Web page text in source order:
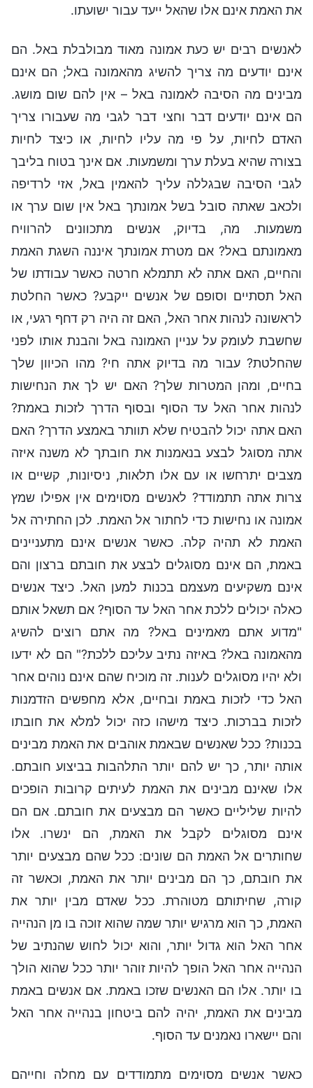
את האמת אינם אלו שהאל ייעד עבור ישועתו.
לאנשים רבים יש כעת אמונה מאוד מבולבלת באל. הם
אינם יודעים מה צריך להשיג מהאמונה באל; הם אינם
מבינים מה הסיבה לאמונה באל – אין להם שום מושג.
הם אינם יודעים דבר וחצי דבר לגבי מה שעבורו צריך
האדם לחיות, על פי מה עליו לחיות, או כיצד לחיות
בצורה שהיא בעלת ערך ומשמעות. אם אינך בטוח בליבך
לגבי הסיבה שבגללה עליך להאמין באל, אזי לרדיפה
ולכאב שאתה סובל בשל אמונתך באל אין שום ערך או
משמעות. מה, בדיוק, אנשים מתכוונים להרוויח
מאמונתם באל? אם מטרת אמונתך איננה השגת האמת
והחיים, האם אתה לא תתמלא חרטה כאשר עבודתו של
האל תסתיים וסופם של אנשים ייקבע? כאשר החלטת
לראשונה לנהות אחר האל, האם זה היה רק ​​דחף רגעי, או
שחשבת לעומק על עניין האמונה באל והבנת אותו לפני
שהחלטת? עבור מה בדיוק אתה חי? מהו הכיוון שלך
בחיים, ומהן המטרות שלך? האם יש לך את הנחישות
לנהות אחר האל עד הסוף ובסוף הדרך לזכות באמת?
האם אתה יכול להבטיח שלא תוותר באמצע הדרך? האם
אתה מסוגל לבצע בנאמנות את חובתך לא משנה איזה
מצבים יתרחשו או עם אלו תלאות, ניסיונות, קשיים או
צרות אתה תתמודד? לאנשים מסוימים אין אפילו שמץ
אמונה או נחישות כדי לחתור אל האמת. לכן החתירה אל
האמת לא תהיה קלה. כאשר אנשים אינם מתעניינים
באמת, הם אינם מסוגלים לבצע את חובתם ברצון והם
אינם משקיעים מעצמם בכנות למען האל. כיצד אנשים
כאלה יכולים ללכת אחר האל עד הסוף? אם תשאל אותם
"מדוע אתם מאמינים באל? מה אתם רוצים להשיג
מהאמונה באל? באיזה נתיב עליכם ללכת?" הם לא ידעו
ולא יהיו מסוגלים לענות. זה מוכיח שהם אינם נוהים אחר
האל כדי לזכות באמת ובחיים, אלא מחפשים הזדמנות
לזכות בברכות. כיצד מישהו כזה יכול למלא את חובתו
בכנות? ככל שאנשים שבאמת אוהבים את האמת מבינים
אותה יותר, כך יש להם יותר התלהבות בביצוע חובתם.
אלו שאינם מבינים את האמת לעיתים קרובות הופכים
להיות שליליים כאשר הם מבצעים את חובתם. אם הם
אינם מסוגלים לקבל את האמת, הם ינשרו. אלו
שחותרים אל האמת הם שונים: ככל שהם מבצעים יותר
את חובתם, כך הם מבינים יותר את האמת, וכאשר זה
קורה, שחיתותם מטוהרת. ככל שאדם מבין יותר את
האמת, כך הוא מרגיש יותר שמה שהוא זוכה בו מן הנהייה
אחר האל הוא גדול יותר, והוא יכול לחוש שהנתיב של
הנהייה אחר האל הופך להיות זוהר יותר ככל שהוא הולך
בו יותר. אלו הם האנשים שזכו באמת. אם אנשים באמת
מבינים את האמת, יהיה להם ביטחון בנהייה אחר האל
והם יישארו נאמנים עד הסוף.
כאשר אנשים מסוימים מתמודדים עם מחלה וחייהם